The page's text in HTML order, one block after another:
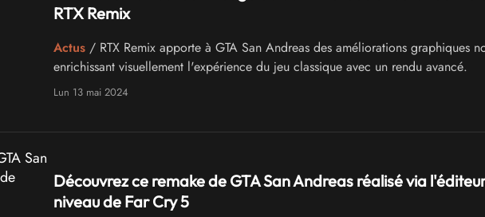
RTX Remix
Actus/ RTX Remix apporte à GTA San Andreas des améliorations graphiques
enrichissant visuellement l'expérience du jeu classique avec un rendu avancé.
Lun 13 mai 2024
Découvrez ce remake de GTA San Andreas réalisé via
niveau de Far Cry 5